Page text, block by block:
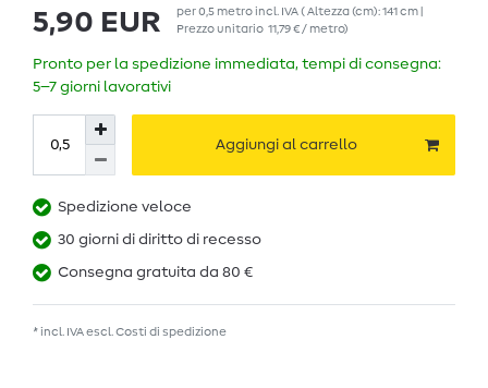
5,90 EUR per0,5 metro incl. IVA( Altezza (cm): 141 cm |
Prezzo unitario 11,79 € / metro)
Pronto per la spedizione immediata, tempi di consegna:
5–7 giorni lavorativi
Aggiungi al carrello
Spedizione veloce
30 giorni di diritto di recesso
Consegna gratuita da 80 €
* incl. IVA escl.Costi di spedizione